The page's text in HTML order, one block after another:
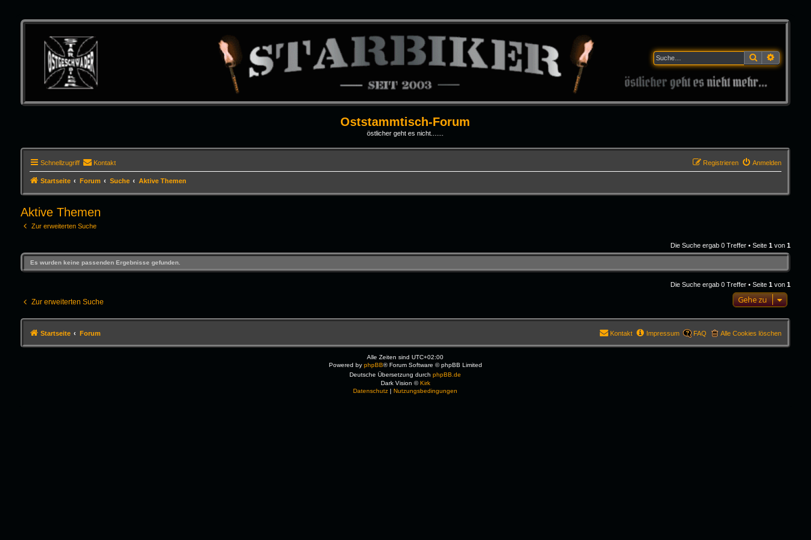
Suche
Oststammtisch-Forum
östlicher geht es nicht.......
Schnellzugriff Kontakt Anmelden
Registrieren
Startseite Forum Suche Aktive Themen
Aktive Themen
Zur erweiterten Suche
Die Suche ergab 0 Treffer • Seite1 von1
Es wurden keine passenden Ergebnisse gefunden.
Die Suche ergab 0 Treffer • Seite1 von1
Zur erweiterten Suche Gehe zu
Startseite Forum Alle Cookies löschen
FAQ
Impressum
Kontakt
Alle Zeiten sindUTC+02:00
Powered by phpBB® Forum Software © phpBB Limited
Deutsche Übersetzung durchphpBB.de
Dark Vision ©Kirk
Datenschutz |Nutzungsbedingungen